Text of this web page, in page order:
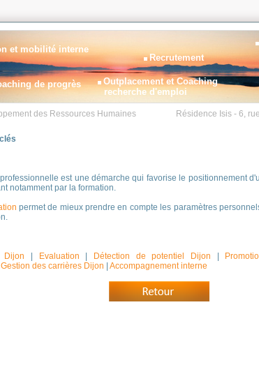
et mobilité interne
de progrès
Recrutement
Outplacement et Coaching
recherche d'emploi
des Ressources Humaines Résidence Isis - 6,
est une démarche qui favorise le positionnement
notamment par la formation.
permet de mieux prendre en compte les paramètres
Dijon Evaluation Détection de potentiel Dijon
Gestion des carrières Dijon Accompagnement interne